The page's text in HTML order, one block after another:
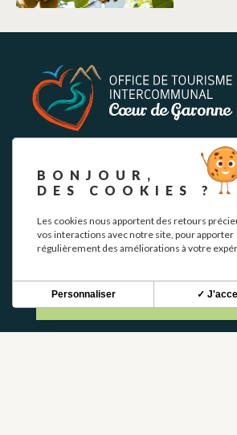
Mantente al tanto de nuestras
S'INSCRIRE
BONJOUR,
DES COOKIES ?
Les cookies nous apportent des retours
vos interactions avec notre site, pour apporter
régulièrement des améliorations à votre
✓
Personnaliser